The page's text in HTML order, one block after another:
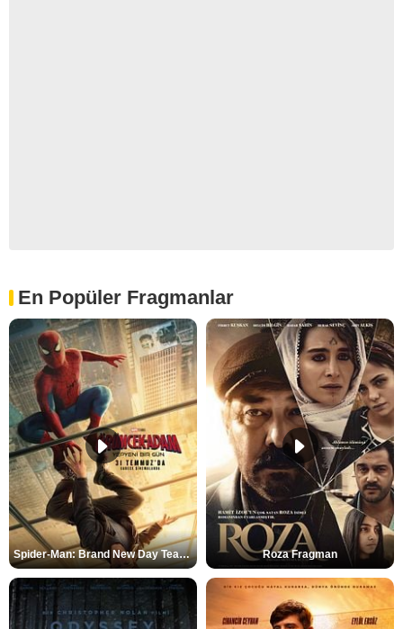
En Popüler Fragmanlar
Spider-Man: Brand New Day Teaser Roza Fragman